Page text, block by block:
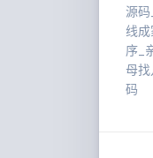
源码
线成
序_
母找
码